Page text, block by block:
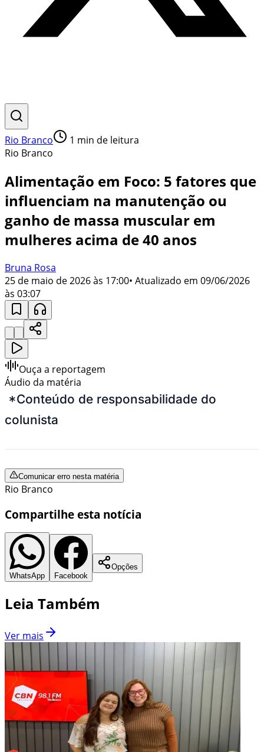
Rio Branco 1 min de leitura
Rio Branco
Alimentação em Foco: 5 fatores que
influenciam na manutenção ou
ganho de massa muscular em
mulheres acima de 40 anos
Bruna Rosa
25 de maio de 2026 às 17:00• Atualizado em 09/06/2026
às 03:07
Ouça a reportagem
Áudio da matéria
*Conteúdo de responsabilidade do
colunista
Comunicar erro nesta matéria
Rio Branco
Compartilhe esta notícia
WhatsApp Facebook
Opções
Leia Também
Ver mais